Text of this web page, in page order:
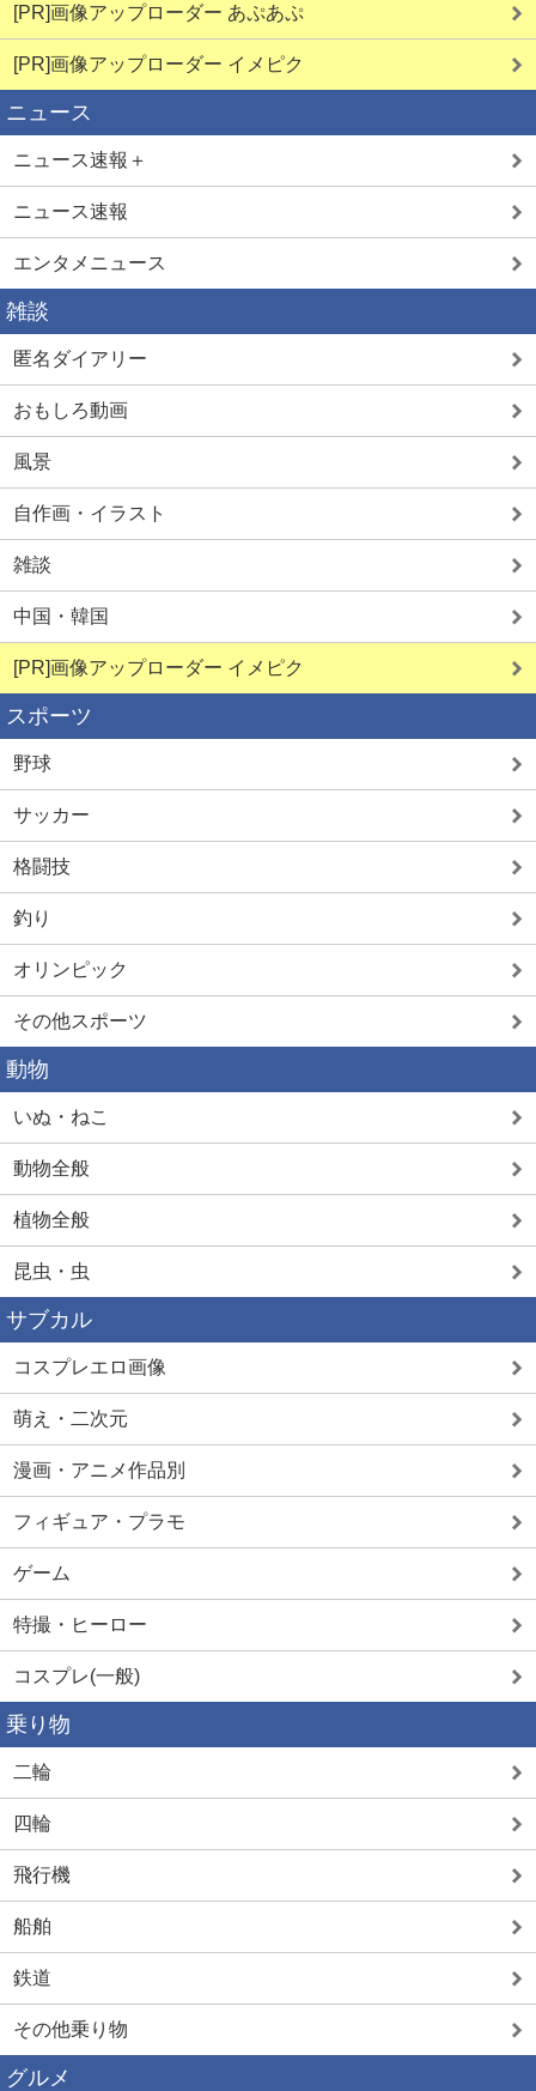
詳しく見る
熟女即ヌキ 見せ合い希望
学生とヤレる
[PR]画像アップローダー あぷあぷ
[PR]画像アップローダー イメピク
ニュース
ニュース速報＋
ニュース速報
エンタメニュース
雑談
匿名ダイアリー
おもしろ動画
風景
自作画・イラスト
雑談
中国・韓国
[PR]画像アップローダー イメピク
スポーツ
野球
サッカー
格闘技
釣り
オリンピック
その他スポーツ
動物
いぬ・ねこ
動物全般
植物全般
昆虫・虫
サブカル
コスプレエロ画像
萌え・二次元
漫画・アニメ作品別
フィギュア・プラモ
ゲーム
特撮・ヒーロー
コスプレ(一般)
乗り物
二輪
四輪
飛行機
船舶
鉄道
その他乗り物
グルメ